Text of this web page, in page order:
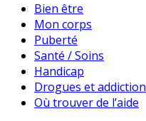
Bien être
Mon corps
Puberté
Santé / Soins
Handicap
Drogues et addiction
Où trouver de l’aide